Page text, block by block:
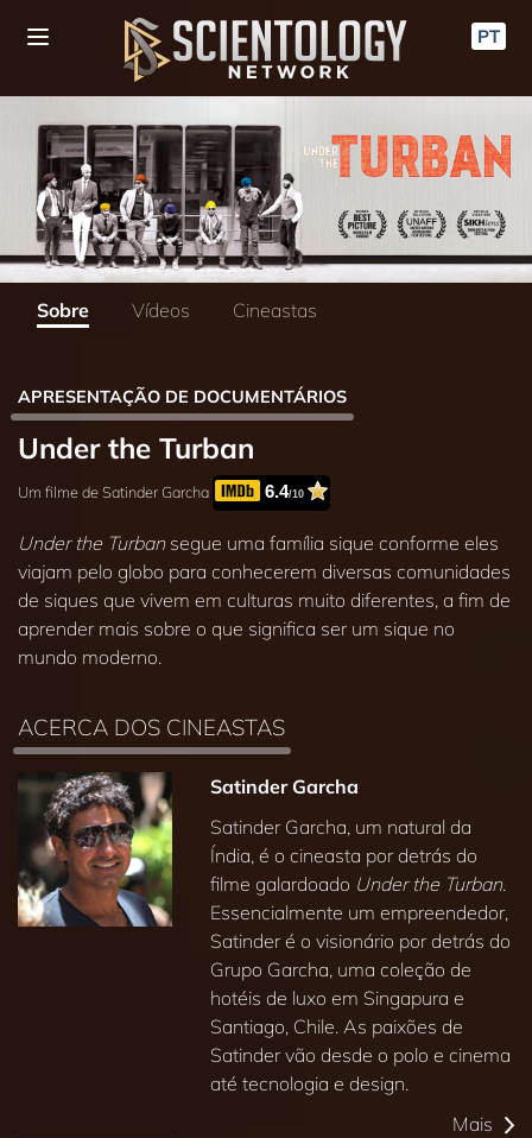
PT
Sobre Vídeos Cineastas
APRESENTAÇÃO DE DOCUMENTÁRIOS
Under the Turban
Um filme de Satinder Garcha 6.4/10
Under the Turbansegue uma família sique conforme eles
viajam pelo globo para conhecerem diversas comunidades
de siques que vivem em culturas muito diferentes, a fim de
aprender mais sobre o que significa ser um sique no
mundo moderno.
ACERCA DOS CINEASTAS
Satinder Garcha
Satinder Garcha, um natural da
Índia, é o cineasta por detrás do
filme galardoado Under the Turban.
Essencialmente um empreendedor,
Satinder é o visionário por detrás do
Grupo Garcha, uma coleção de
hotéis de luxo em Singapura e
Santiago, Chile. As paixões de
Satinder vão desde o polo e cinema
até tecnologia e design.
Mais